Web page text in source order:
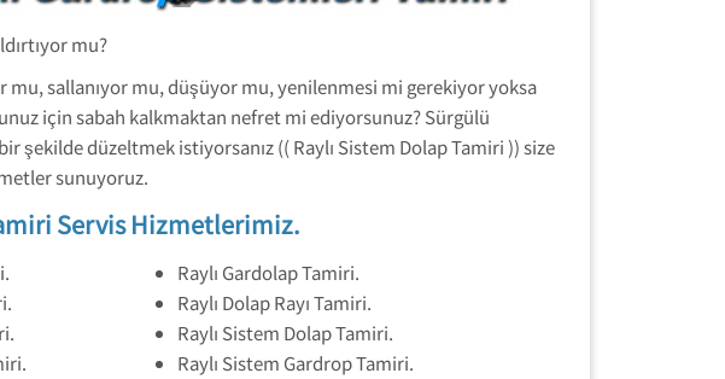
mu?
mu, sallanıyor mu, düşüyor mu, yenilenmesi mi gerekiyor yoksa
için sabah kalkmaktan nefret mi ediyorsunuz? Sürgülü
şekilde düzeltmek istiyorsanız (( Raylı Sistem Dolap Tamiri )) size
sunuyoruz.
Servis Hizmetlerimiz.
Raylı Gardolap Tamiri.
Raylı Dolap Rayı Tamiri.
Raylı Sistem Dolap Tamiri.
Raylı Sistem Gardrop Tamiri.